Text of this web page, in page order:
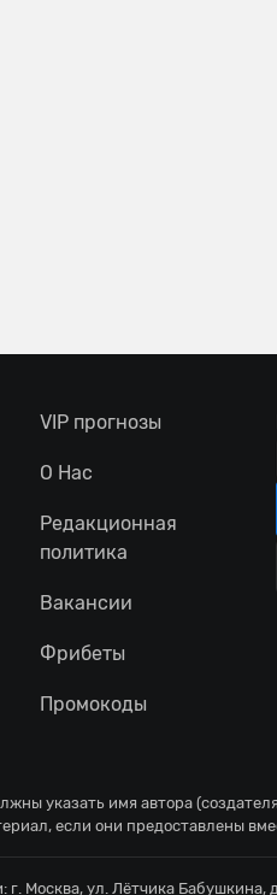
VIP прогнозы
О Нас
Редакционная
политика
Вакансии
Фрибеты
Промокоды
указать имя автора
если они предоставлены
г. Москва, ул. Лётчика Бабушкина,